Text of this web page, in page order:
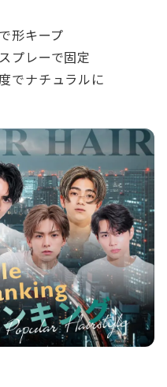
形キープ
プレーで固定
でナチュラルに